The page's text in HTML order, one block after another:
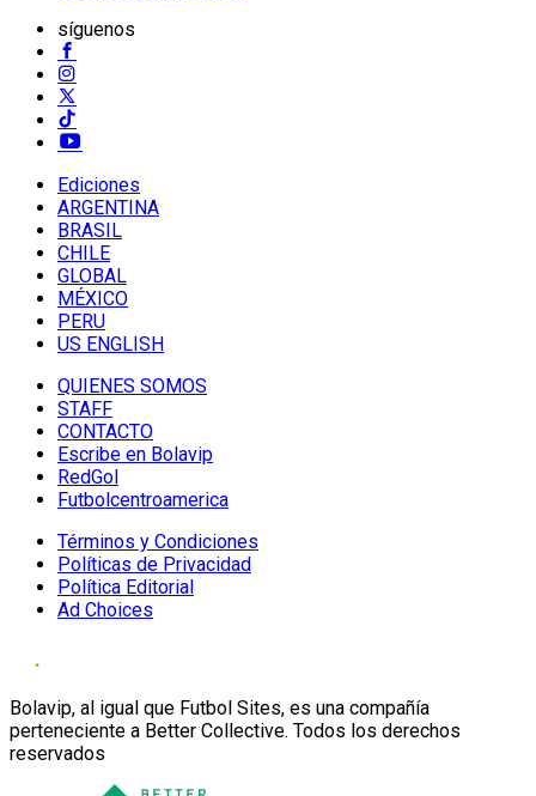
síguenos
Ediciones
ARGENTINA
BRASIL
CHILE
GLOBAL
MÉXICO
PERU
US ENGLISH
QUIENES SOMOS
STAFF
CONTACTO
Escribe en Bolavip
RedGol
Futbolcentroamerica
Términos y Condiciones
Políticas de Privacidad
Política Editorial
Ad Choices
Bolavip, al igual que Futbol Sites, es una compañía
perteneciente a Better Collective. Todos los derechos
reservados